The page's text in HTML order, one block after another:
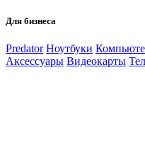
Для бизнеса
Predator Ноутбуки
Аксессуары Видеокарты